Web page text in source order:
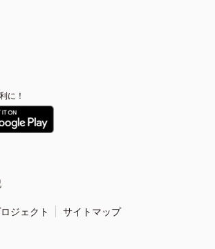
に！
ジェクト サイトマップ